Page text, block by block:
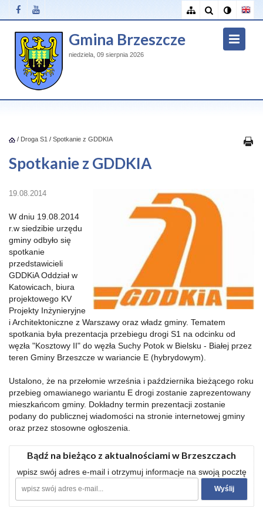
Gmina Brzeszcze
niedziela, 09 sierpnia 2026
/ Droga S1 / Spotkanie z GDDKIA
Spotkanie z GDDKIA
19.08.2014
W dniu 19.08.2014
r.w siedzibie urzędu
gminy odbyło się
spotkanie
przedstawicieli
GDDKiA Oddział w
Katowicach, biura
projektowego KV
Projekty Inżynieryjne
i Architektoniczne z Warszawy oraz władz gminy. Tematem
spotkania była prezentacja przebiegu drogi S1 na odcinku od
węzła "Kosztowy II" do węzła Suchy Potok w Bielsku - Białej przez
teren Gminy Brzeszcze w wariancie E (hybrydowym).
Ustalono, że na przełomie września i października bieżącego roku
przebieg omawianego wariantu E drogi zostanie zaprezentowany
mieszkańcom gminy. Dokładny termin prezentacji zostanie
podany do publicznej wiadomości na stronie internetowej gminy
oraz przez stosowne ogłoszenia.
Bądź na bieżąco z aktualnościami w Brzeszczach
wpisz swój adres e-mail i otrzymuj informacje na swoją pocztę